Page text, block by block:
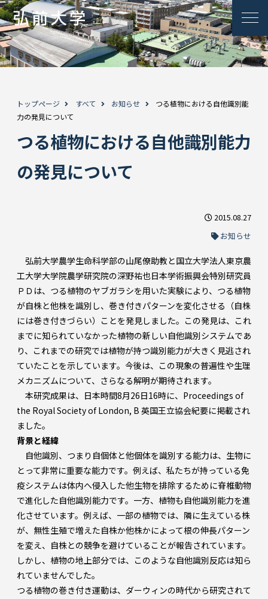
トップページ すべて お知らせ
つる植物における自他識別能
力の発見について
つる植物における自他識別能力
の発見について
2015.08.27
お知らせ
弘前大学農学生命科学部の山尾僚助教と国立大学法人東京農
工大学大学院農学研究院の深野祐也日本学術振興会特別研究員
ＰＤは、つる植物のヤブガラシを用いた実験により、つる植物
が自株と他株を識別し、巻き付きパターンを変化させる（自株
には巻き付きづらい）ことを発見しました。この発見は、これ
までに知られていなかった植物の新しい自他識別システムであ
り、これまでの研究では植物が持つ識別能力が大きく見逃され
ていたことを示しています。今後は、この現象の普遍性や生理
メカニズムについて、さらなる解明が期待されます。
本研究成果は、日本時間8月26日16時に、Proceedings of
the Royal Society of London, B 英国王立協会紀要に掲載され
ました。
背景と経緯
自他識別、つまり自個体と他個体を識別する能力は、生物に
とって非常に重要な能力です。例えば、私たちが持っている免
疫システムは体内へ侵入した他生物を排除するために脊椎動物
で進化した自他識別能力です。一方、植物も自他識別能力を進
化させています。例えば、一部の植物では、隣に生えている株
が、無性生殖で増えた自株か他株かによって根の伸長パターン
を変え、自株との競争を避けていることが報告されています。
しかし、植物の地上部分では、このような自他識別反応は知ら
れていませんでした。
つる植物の巻き付き運動は、ダーウィンの時代から研究されて